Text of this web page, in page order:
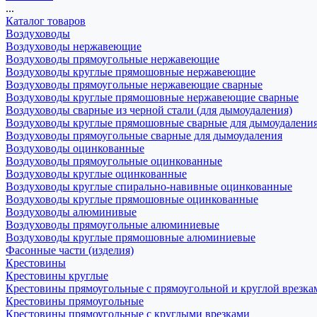
...
Каталог товаров
Воздуховоды
Воздуховоды нержавеющие
Воздуховоды прямоугольные нержавеющие
Воздуховоды круглые прямошовные нержавеющие
Воздуховоды прямоугольные нержавеющие сварные
Воздуховоды круглые прямошовные нержавеющие сварные
Воздуховоды сварные из черной стали (для дымоудаления)
Воздуховоды круглые прямошовные сварные для
Воздуховоды прямоугольные сварные для дымоудаления
Воздуховоды оцинкованные
Воздуховоды прямоугольные оцинкованные
Воздуховоды круглые оцинкованные
Воздуховоды круглые спирально-навивные оцинкованные
Воздуховоды круглые прямошовные оцинкованные
Воздуховоды алюминивые
Воздуховоды прямоугольные алюминиевые
Воздуховоды круглые прямошовные алюминиевые
Фасонные части (изделия)
Крестовины
Крестовины круглые
Крестовины прямоугольные с прямоугольной и круглой
Крестовины прямоугольные
Крестовины прямоугольные с круглыми врезками